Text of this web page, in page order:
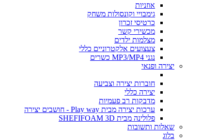
אוזניות
גימבויי וקונסולות משחק
כרטיסי זכרון
מכשירי קשר
מצלמות ילדים
צעצועים אלקטרוניים כללי
נגני MP3/MP4 כשרים
יצירה ופנאי
חוברות יצירה וצביעה
יצירה כללי
מדבקות רב פעמיות
ערכות יצירה מבית Play way - חושבים יצירה
פלולינה מבית SHEFIFOAM 3D
שאלות ותשובות
בלוג